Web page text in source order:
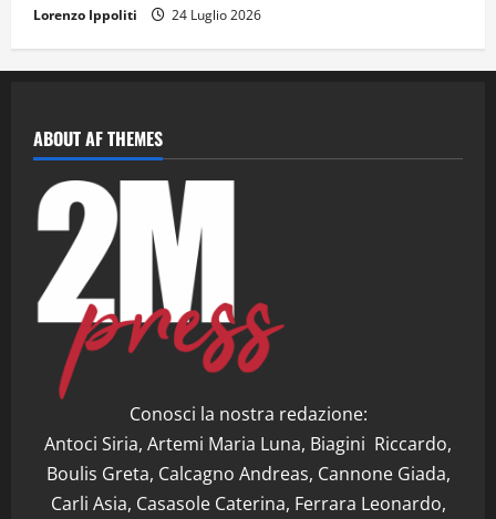
Lorenzo Ippoliti 24 Luglio 2026
ABOUT AF THEMES
Conosci la nostra redazione:
Antoci Siria, Artemi Maria Luna, Biagini Riccardo,
Boulis Greta, Calcagno Andreas, Cannone Giada,
Carli Asia, Casasole Caterina, Ferrara Leonardo,